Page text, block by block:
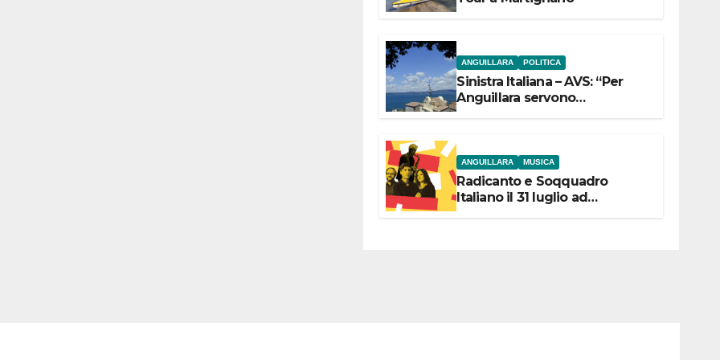
ANGUILLARA POLITICA
Sinistra Italiana – AVS: “Per
Anguillara servono
ANGUILLARA MUSICA
Radicanto e Soqquadro
Italiano il 31 luglio ad